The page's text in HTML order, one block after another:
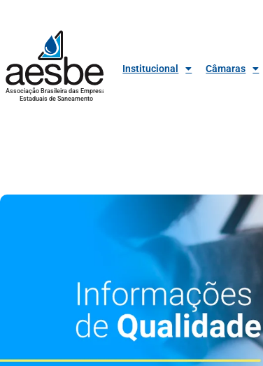
Associação Brasileira das Empresas
Estaduais de Saneamento
Institucional Câmaras